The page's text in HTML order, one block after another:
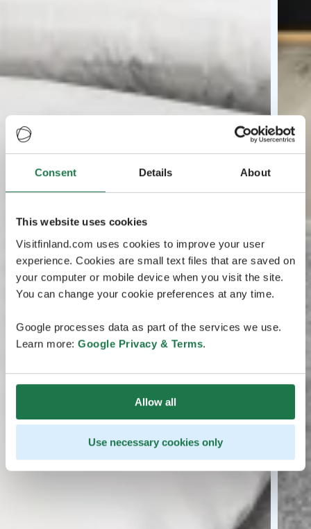
Consent Details About
This website uses cookies
Visitfinland.com uses cookies to improve your user
experience. Cookies are small text files that are saved on
your computer or mobile device when you visit the site.
You can change your cookie preferences at any time.
Google processes data as part of the services we use.
Learn more: Google Privacy & Terms.
Allow all
Use necessary cookies only